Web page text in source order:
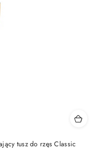
tusz do rzęs Classic